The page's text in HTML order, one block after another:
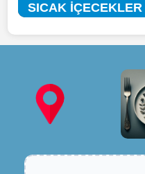
SICAK İÇECEKLER